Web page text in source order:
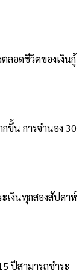
ลอดชีวิตของเงินกู้
ขึ้น การจำนอง 30
เงินทุกสองสัปดาห์
ปีสามารถชำระ